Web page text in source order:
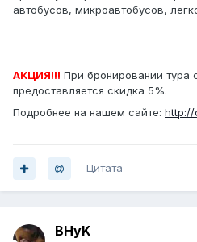
автобусов, микроавтобусов,
АКЦИЯ!!! При бронировании тура
предоставляется скидка 5%.
Подробнее на нашем сайте: http://
Цитата
BHyK